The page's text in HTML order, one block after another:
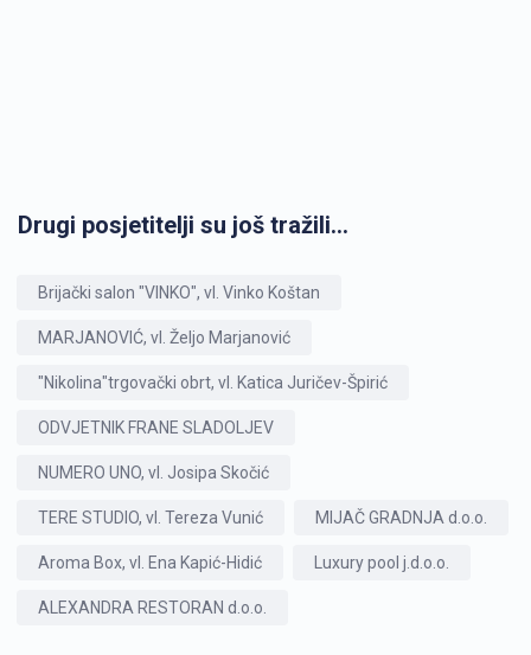
Drugi posjetitelji su još tražili...
Brijački salon "VINKO", vl. Vinko Koštan
MARJANOVIĆ, vl. Željo Marjanović
"Nikolina"trgovački obrt, vl. Katica Juričev-Špirić
ODVJETNIK FRANE SLADOLJEV
NUMERO UNO, vl. Josipa Skočić
TERE STUDIO, vl. Tereza Vunić MIJAČ GRADNJA d.o.o.
Aroma Box, vl. Ena Kapić-Hidić Luxury pool j.d.o.o.
ALEXANDRA RESTORAN d.o.o.